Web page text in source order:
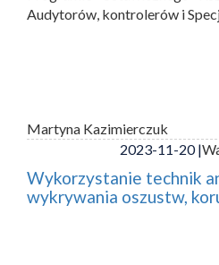
Audytorów, kontrolerów i
Martyna Kazimierczuk
2023-11-20 |
Wykorzystanie technik
wykrywania oszustw,